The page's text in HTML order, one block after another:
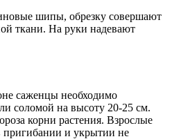
шипы, обрезку совершают
ткани. На руки надевают
саженцы необходимо
соломой на высоту 20-25 см.
корни растения. Взрослые
пригибании и укрытии не